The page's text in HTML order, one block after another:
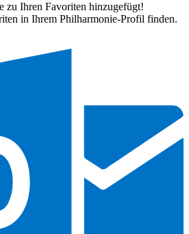
zu Ihren Favoriten hinzugefügt!
in Ihrem Philharmonie-Profil finden.